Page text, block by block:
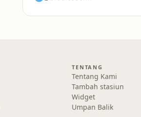
TENTANG
Tentang Kami
Tambah stasiun
Widget
Umpan Balik